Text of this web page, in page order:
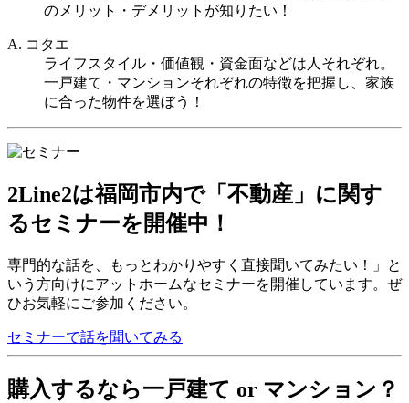
のメリット・デメリットが知りたい！
A. コタエ
ライフスタイル・価値観・資金面などは人それぞれ。
一戸建て・マンションそれぞれの特徴を把握し、家族
に合った物件を選ぼう！
2Line2は福岡市内で「不動産」に関す
るセミナーを開催中！
専門的な話を、もっとわかりやすく直接聞いてみたい！」と
いう方向けにアットホームなセミナーを開催しています。ぜ
ひお気軽にご参加ください。
セミナーで話を聞いてみる
購入するなら一戸建て or マンション？